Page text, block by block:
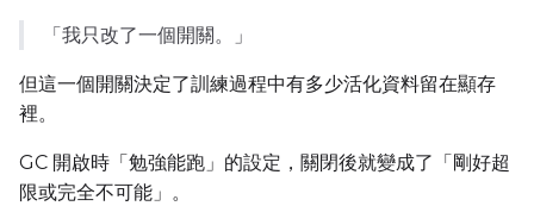
「我只改了一個開關。」
但這一個開關決定了訓練過程中有多少活化資料留在顯存
裡。
GC 開啟時「勉強能跑」的設定，關閉後就變成了「剛好超
限或完全不可能」。